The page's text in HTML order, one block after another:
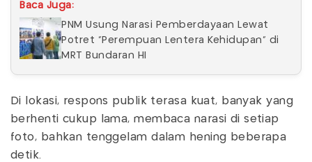
Baca Juga:
PNM Usung Narasi Pemberdayaan Lewat
Potret “Perempuan Lentera Kehidupan” di
MRT Bundaran HI
Di lokasi, respons publik terasa kuat, banyak yang
berhenti cukup lama, membaca narasi di setiap
foto, bahkan tenggelam dalam hening beberapa
detik.